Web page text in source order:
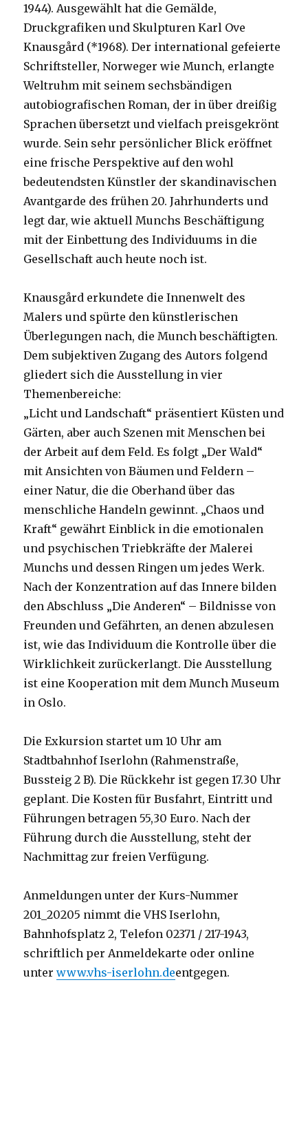
1944). Ausgewählt hat die Gemälde,
Druckgrafiken und Skulpturen Karl Ove
Knausgård (*1968). Der international gefeierte
Schriftsteller, Norweger wie Munch, erlangte
Weltruhm mit seinem sechsbändigen
autobiografischen Roman, der in über dreißig
Sprachen übersetzt und vielfach preisgekrönt
wurde. Sein sehr persönlicher Blick eröffnet
eine frische Perspektive auf den wohl
bedeutendsten Künstler der skandinavischen
Avantgarde des frühen 20. Jahrhunderts und
legt dar, wie aktuell Munchs Beschäftigung
mit der Einbettung des Individuums in die
Gesellschaft auch heute noch ist.
Knausgård erkundete die Innenwelt des
Malers und spürte den künstlerischen
Überlegungen nach, die Munch beschäftigten.
Dem subjektiven Zugang des Autors folgend
gliedert sich die Ausstellung in vier
Themenbereiche:
„Licht und Landschaft“ präsentiert Küsten und
Gärten, aber auch Szenen mit Menschen bei
der Arbeit auf dem Feld. Es folgt „Der Wald“
mit Ansichten von Bäumen und Feldern –
einer Natur, die die Oberhand über das
menschliche Handeln gewinnt. „Chaos und
Kraft“ gewährt Einblick in die emotionalen
und psychischen Triebkräfte der Malerei
Munchs und dessen Ringen um jedes Werk.
Nach der Konzentration auf das Innere bilden
den Abschluss „Die Anderen“ – Bildnisse von
Freunden und Gefährten, an denen abzulesen
ist, wie das Individuum die Kontrolle über die
Wirklichkeit zurückerlangt. Die Ausstellung
ist eine Kooperation mit dem Munch Museum
in Oslo.
Die Exkursion startet um 10 Uhr am
Stadtbahnhof Iserlohn (Rahmenstraße,
Bussteig 2 B). Die Rückkehr ist gegen 17.30 Uhr
geplant. Die Kosten für Busfahrt, Eintritt und
Führungen betragen 55,30 Euro. Nach der
Führung durch die Ausstellung, steht der
Nachmittag zur freien Verfügung.
Anmeldungen unter der Kurs-Nummer
201_20205 nimmt die VHS Iserlohn,
Bahnhofsplatz 2, Telefon 02371 / 217-1943,
schriftlich per Anmeldekarte oder online
unterwww.vhs-iserlohn.deentgegen.